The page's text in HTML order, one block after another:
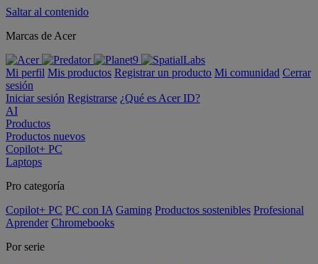
Saltar al contenido
Marcas de Acer
Mi perfil Mis productos Registrar un producto Mi comunidad Cerrar
sesión
Iniciar sesión Registrarse ¿Qué es Acer ID?
AI
Productos
Productos nuevos
Copilot+ PC
Laptops
Pro categoría
Copilot+ PC PC con IA Gaming Productos sostenibles Profesional
Aprender Chromebooks
Por serie